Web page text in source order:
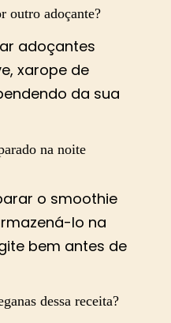
outro adoçante?
adoçantes
xarope de
da sua
na noite
o smoothie
lo na
bem antes de
dessa receita?